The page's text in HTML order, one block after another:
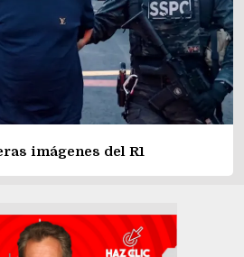
imágenes del R1